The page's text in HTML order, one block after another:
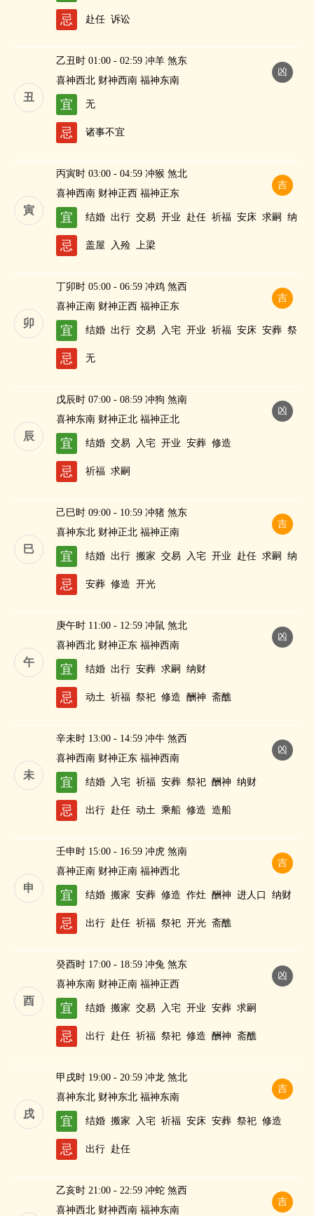
忌 赴任 诉讼
丑
凶
乙丑时 01:00 - 02:59 冲羊 煞东
喜神西北 财神西南 福神东南
宜 无
忌 诸事不宜
寅
吉
丙寅时 03:00 - 04:59 冲猴 煞北
喜神西南 财神正西 福神正东
宜 结婚 出行 交易 开业 赴任 祈福 安床 求嗣
纳
财
忌 盖屋 入殓 上梁
卯
吉
丁卯时 05:00 - 06:59 冲鸡 煞西
喜神正南 财神正西 福神正东
宜 结婚 出行 交易 入宅 开业 祈福 安床 安葬 祭
忌 无
辰
凶
戊辰时 07:00 - 08:59 冲狗 煞南
喜神东南 财神正北 福神正北
宜 结婚 交易 入宅 开业 安葬 修造
忌 祈福 求嗣
巳
吉
己巳时 09:00 - 10:59 冲猪 煞东
喜神东北 财神正北 福神正南
宜 结婚 出行 搬家 交易 入宅 开业 赴任 求嗣
纳
财
忌 安葬 修造 开光
午
凶
庚午时 11:00 - 12:59 冲鼠 煞北
喜神西北 财神正东 福神西南
宜 结婚 出行 安葬 求嗣 纳财
忌 动土 祈福 祭祀 修造 酬神 斋醮
未
凶
辛未时 13:00 - 14:59 冲牛 煞西
喜神西南 财神正东 福神西南
宜 结婚 入宅 祈福 安葬 祭祀 酬神 纳财
忌 出行 赴任 动土 乘船 修造 造船
申
吉
壬申时 15:00 - 16:59 冲虎 煞南
喜神正南 财神正南 福神西北
宜 结婚 搬家 安葬 修造 作灶 酬神 进人口 纳财
忌 出行 赴任 祈福 祭祀 开光 斋醮
酉
凶
癸酉时 17:00 - 18:59 冲兔 煞东
喜神东南 财神正南 福神正西
宜 结婚 搬家 交易 入宅 开业 安葬 求嗣
忌 出行 赴任 祈福 祭祀 修造 酬神 斋醮
戌
吉
甲戌时 19:00 - 20:59 冲龙 煞北
喜神东北 财神东北 福神东南
宜 结婚 搬家 入宅 祈福 安床 安葬 祭祀 修造
忌 出行 赴任
吉
乙亥时 21:00 - 22:59 冲蛇 煞西
喜神西北 财神西南 福神东南